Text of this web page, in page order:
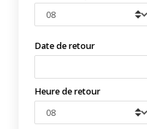
Date de retour
Heure de retour